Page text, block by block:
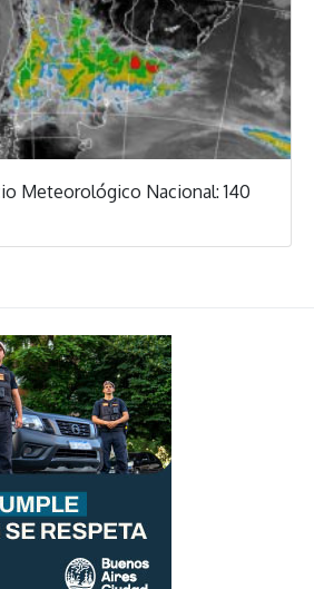
Meteorológico Nacional: 140